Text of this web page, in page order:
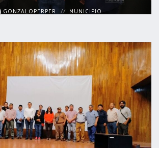
GONZALOPERPER MUNICIPIO